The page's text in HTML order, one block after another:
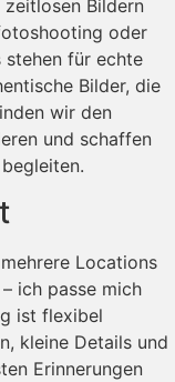
Bildern
oder
für echte
Bilder, die
wir den
und schaffen
Locations
ich passe mich
ist flexibel
kleine Details und
Erinnerungen